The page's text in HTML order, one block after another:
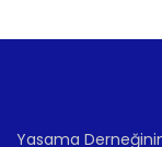
Yasama